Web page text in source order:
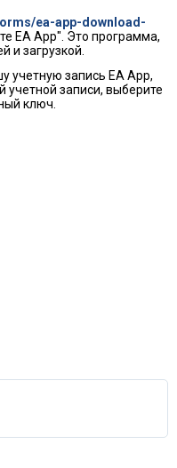
ea-app-download-
EA App". Это программа,
и загрузкой.
учетную запись EA App,
учетной записи, выберите
ключ.